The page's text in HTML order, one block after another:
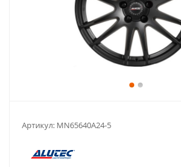
Артикул: MN65640A24-5